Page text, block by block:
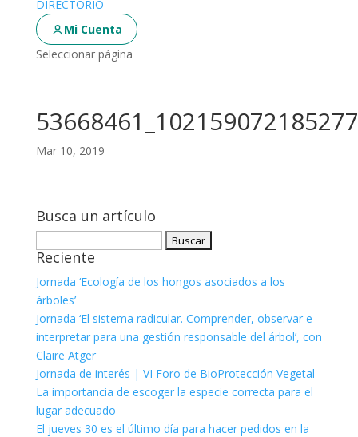
DIRECTORIO
Mi Cuenta
Seleccionar página
Mar 10, 2019
Busca un artículo
Reciente
Jornada ‘Ecología de los hongos asociados a los
árboles’
Jornada ‘El sistema radicular. Comprender, observar e
interpretar para una gestión responsable del árbol’, con
Claire Atger
Jornada de interés | VI Foro de BioProtección Vegetal
La importancia de escoger la especie correcta para el
lugar adecuado
El jueves 30 es el último día para hacer pedidos en la